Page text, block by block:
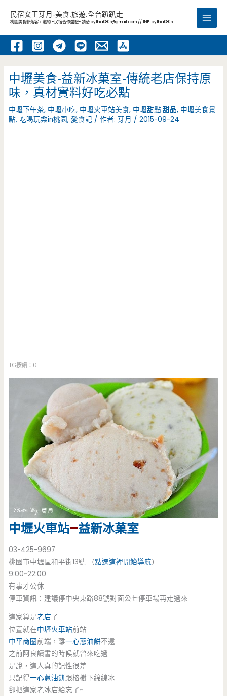
內
民宿女王芽月-美食.旅遊.全台趴趴走
桃園美食部落客，邀約 -民宿合作體驗~ 請洽cythia0805@gmail.com //LINE: cythia0805
Main
中壢美食-益新冰菓室-傳統老店保持原
味，真材實料好吃必點
中壢下午茶, 中壢小吃, 中壢火車站美食, 中壢甜點.甜品, 中壢美食景
點, 吃喝玩樂in桃園, 愛食記 / 作者:芽月 /2015-09-24
TG按讚：0
中壢火車站–益新冰菓室
03-425-9697
桃園市中壢區和平街13號 （點選這裡開始導航）
9:00~22:00
有事才公休
停車資訊：建議停中央東路88號對面公七停車場再走過來
這家算是老店了
位置就在中壢火車站前站
中平商圈前端，離一心蔥油餅不遠
之前阿良讀書的時候就曾來吃過
是說，這人真的記性很差
只記得一心蔥油餅跟榕樹下綿線冰
卻把這家老冰店給忘了~